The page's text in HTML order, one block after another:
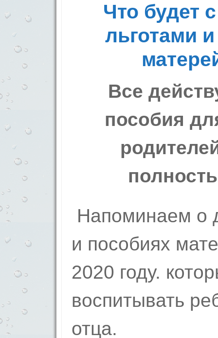
Что будет
льготами
Все
пособия
Напоминаем о
и пособиях
2020 году.
воспитывать
отца.